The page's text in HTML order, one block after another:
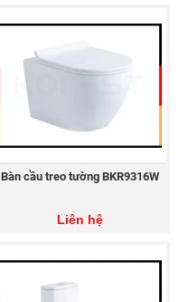
Bàn cầu treo tường BKR9316W
Liên hệ